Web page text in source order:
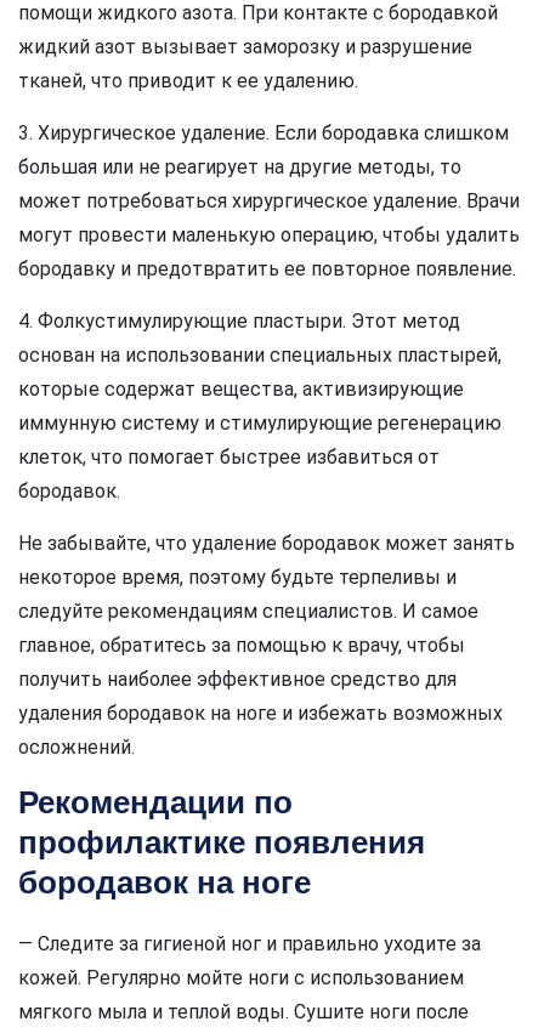
помощи жидкого азота. При контакте с бородавкой
жидкий азот вызывает заморозку и разрушение
тканей, что приводит к ее удалению.
3. Хирургическое удаление. Если бородавка слишком
большая или не реагирует на другие методы, то
может потребоваться хирургическое удаление. Врачи
могут провести маленькую операцию, чтобы удалить
бородавку и предотвратить ее повторное появление.
4. Фолкустимулирующие пластыри. Этот метод
основан на использовании специальных пластырей,
которые содержат вещества, активизирующие
иммунную систему и стимулирующие регенерацию
клеток, что помогает быстрее избавиться от
бородавок.
Не забывайте, что удаление бородавок может занять
некоторое время, поэтому будьте терпеливы и
следуйте рекомендациям специалистов. И самое
главное, обратитесь за помощью к врачу, чтобы
получить наиболее эффективное средство для
удаления бородавок на ноге и избежать возможных
осложнений.
Рекомендации по
профилактике появления
бородавок на ноге
— Следите за гигиеной ног и правильно уходите за
кожей. Регулярно мойте ноги с использованием
мягкого мыла и теплой воды. Сушите ноги после